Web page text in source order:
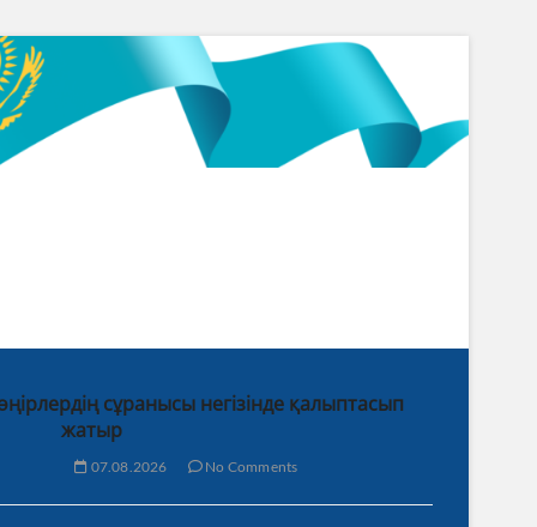
сұранысы негізінде қалыптасып
жатыр
07.08.2026 No Comments